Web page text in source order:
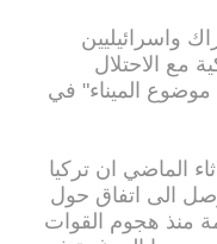
واسرائيليين
مع الاحتلال
الميناء" في
الماضي ان تركيا
الى اتفاق حول
منذ هجوم القوات